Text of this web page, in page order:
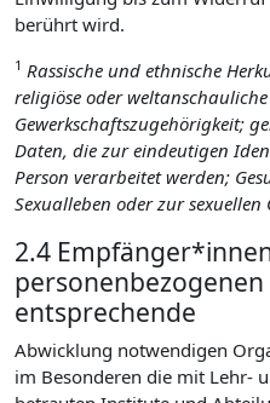
berührt wird.
1 Rassische und ethnische
religiöse oder
Gewerkschaftszugehörigkeit;
Daten, die zur eindeutigen
Person verarbeitet werden;
Sexualleben oder zur
2.4
entsprechende
Abwicklung notwendigen
im Besonderen die mit Lehr-